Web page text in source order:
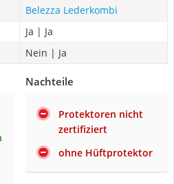
Belezza Lederkombi
Ja | Ja
Nein | Ja
Nachteile
Protektoren nicht
zertifiziert
ohne Hüftprotektor